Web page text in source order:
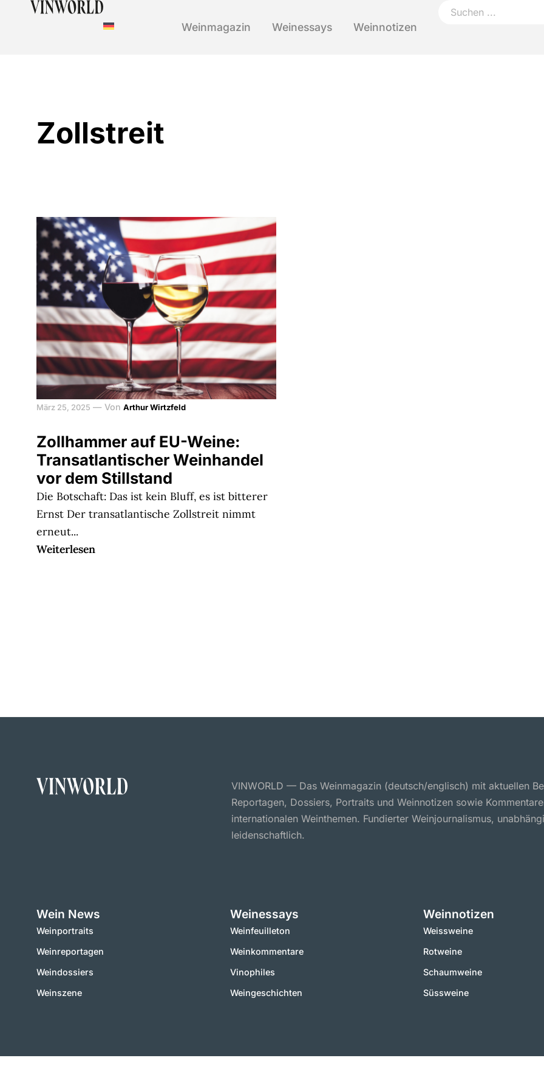
Weinmagazin Weinessays Weinnotizen
Zollstreit
März 25, 2025 — Von Arthur Wirtzfeld
Zollhammer auf EU-Weine:
Transatlantischer Weinhandel
vor dem Stillstand
Die Botschaft: Das ist kein Bluff, es ist bitterer
Ernst Der transatlantische Zollstreit nimmt
erneut...
Weiterlesen
VINWORLD — Das Weinmagazin (deutsch/englisch) mit aktuellen
Reportagen, Dossiers, Portraits und Weinnotizen sowie
internationalen Weinthemen. Fundierter Weinjournalismus,
leidenschaftlich.
Wein News
Weinportraits
Weinreportagen
Weindossiers
Weinszene
Weinessays
Weinfeuilleton
Weinkommentare
Vinophiles
Weingeschichten
Weinnotizen
Weissweine
Rotweine
Schaumweine
Süssweine